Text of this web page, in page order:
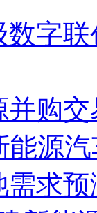
字
购
能源
需求预